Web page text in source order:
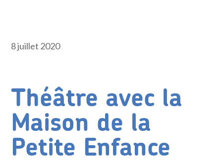
8 juillet 2020
Théâtre avec la
Maison de la
Petite Enfance